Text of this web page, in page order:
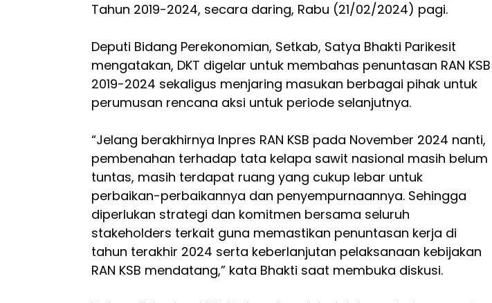
Tahun 2019-2024, secara daring, Rabu (21/02/2024) pagi.
Deputi Bidang Perekonomian, Setkab, Satya Bhakti Parikesit
mengatakan, DKT digelar untuk membahas penuntasan RAN KSB
2019-2024 sekaligus menjaring masukan berbagai pihak untuk
perumusan rencana aksi untuk periode selanjutnya.
“Jelang berakhirnya Inpres RAN KSB pada November 2024 nanti,
pembenahan terhadap tata kelapa sawit nasional masih belum
tuntas, masih terdapat ruang yang cukup lebar untuk
perbaikan-perbaikannya dan penyempurnaannya. Sehingga
diperlukan strategi dan komitmen bersama seluruh
stakeholders terkait guna memastikan penuntasan kerja di
tahun terakhir 2024 serta keberlanjutan pelaksanaan kebijakan
RAN KSB mendatang,” kata Bhakti saat membuka diskusi.